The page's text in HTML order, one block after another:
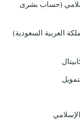
(حساب بشرى
العربية السعودية)